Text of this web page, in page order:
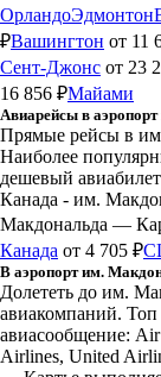
ОрландоЭдмонтон
₽Вашингтон от 11
Сент-Джонс от 23
16 856 ₽Майами
Авиарейсы в
Прямые рейсы в
Наиболее
дешевый
Канада - им.
Макдональда —
Канада от 4 705 ₽
В аэропорт им.
Долететь до им.
авиакомпаний.
авиасообщение:
Airlines, United